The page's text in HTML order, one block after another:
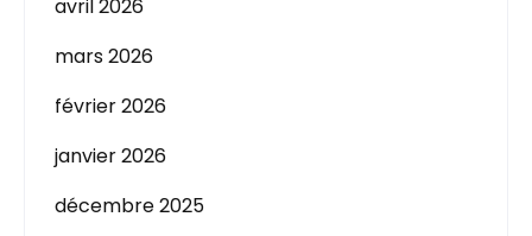
avril 2026
mars 2026
février 2026
janvier 2026
décembre 2025